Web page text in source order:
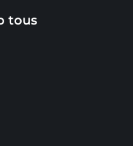
tous